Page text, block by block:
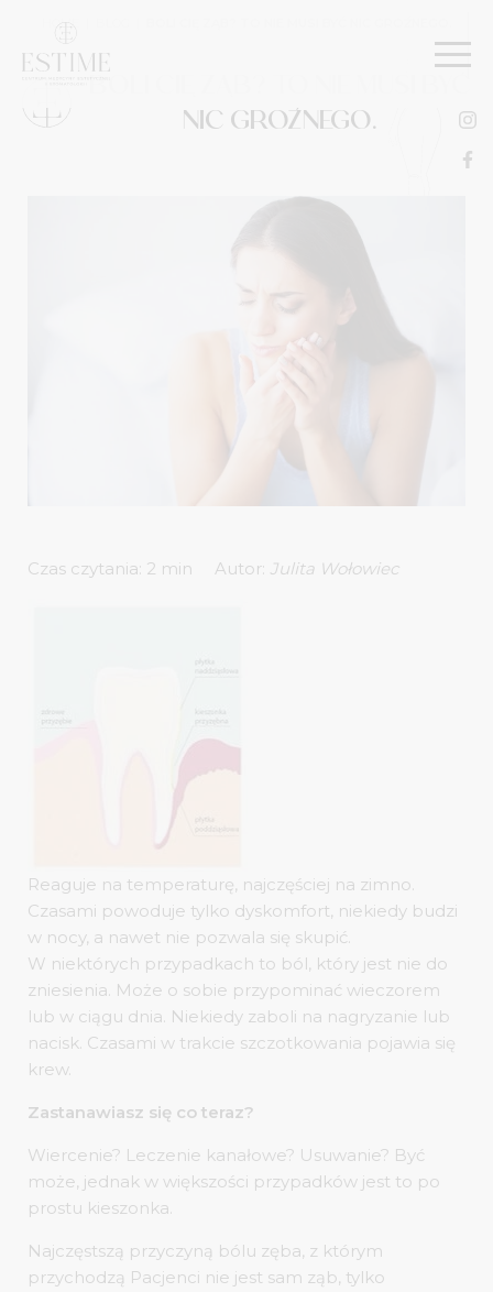
HOME
NIC GROŹNEGO.
Autor: Julita Wołowiec
Reaguje na temperaturę, najczęściej na zimno.
Czasami powoduje tylko dyskomfort, niekiedy budzi
w nocy, a nawet nie pozwala się skupić.
W niektórych przypadkach to ból, który jest nie do
zniesienia. Może o sobie przypominać wieczorem
lub w ciągu dnia. Niekiedy zaboli na nagryzanie lub
nacisk. Czasami w trakcie szczotkowania pojawia się
krew.
Zastanawiasz się co teraz?
Wiercenie? Leczenie kanałowe? Usuwanie? Być
może, jednak w większości przypadków jest to po
prostu kieszonka.
Najczęstszą przyczyną bólu zęba, z którym
przychodzą Pacjenci nie jest sam ząb, tylko